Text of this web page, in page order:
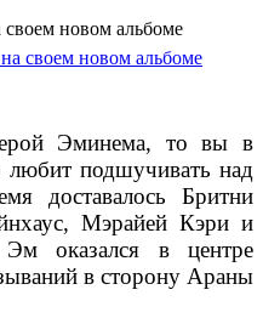
новом альбоме
Эминема, то вы в
любит подшучивать над
доставалось Бритни
Мэрайей Кэри и
оказался в центре
в сторону Араны